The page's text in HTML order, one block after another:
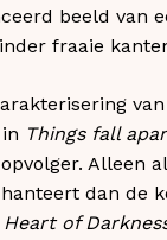
beeld van
fraaie
Things fall
Alleen
dan de
Heart of